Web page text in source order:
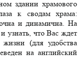
здании храмового
к сводам храма:
и динамична. На
узнать, что Вас ждет
(для удобства
на английский